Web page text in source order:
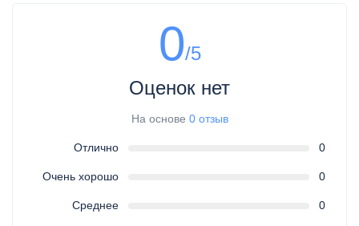
0/5
Оценок нет
На основе 0 отзыв
Отлично 0
Очень хорошо 0
Среднее 0